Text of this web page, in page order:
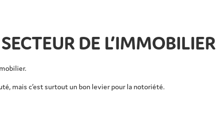
DE L’IMMOBILIER
mais c’est surtout un bon levier pour la notoriété.